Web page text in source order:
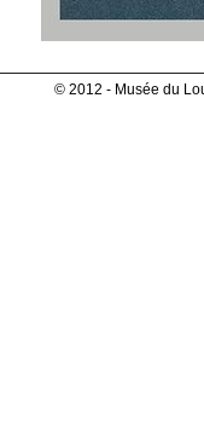
© 2012 - Musée du